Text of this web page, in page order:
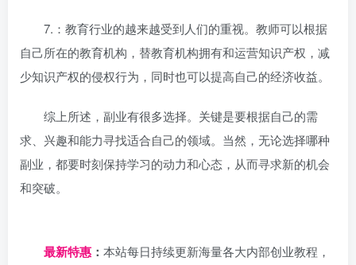
7.：教育行业的越来越受到人们的重视。教师可以根据
自己所在的教育机构，替教育机构拥有和运营知识产权，减
少知识产权的侵权行为，同时也可以提高自己的经济收益。
综上所述，副业有很多选择。关键是要根据自己的需
求、兴趣和能力寻找适合自己的领域。当然，无论选择哪种
副业，都要时刻保持学习的动力和心态，从而寻求新的机会
和突破。
最新特惠 ： 本站每日持续更新海量各大内部创业教程，